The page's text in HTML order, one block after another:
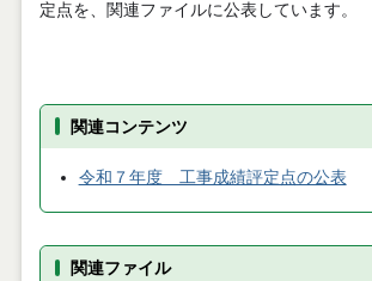
定点を、関連ファイルに公表しています。
関連コンテンツ
令和７年度 工事成績評定点の公表
関連ファイル